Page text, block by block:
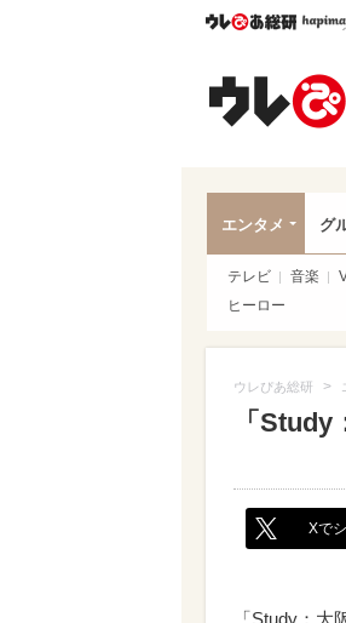
ウレ
エンタメ グ
テレビ 音楽
ヒーロー
ウレぴあ総研 >
「
Xで
「Study：大